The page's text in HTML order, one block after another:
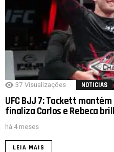
37 Visualizações NOTICIAS
UFC BJJ 7: Tackett
finaliza Carlos e Rebeca
há 4 meses
LEIA MAIS